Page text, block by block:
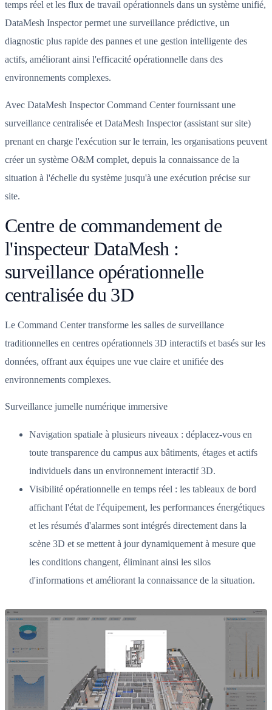
temps réel et les flux de travail opérationnels dans un système unifié,
DataMesh Inspector permet une surveillance prédictive, un
diagnostic plus rapide des pannes et une gestion intelligente des
actifs, améliorant ainsi l'efficacité opérationnelle dans des
environnements complexes.
Avec DataMesh Inspector Command Center fournissant une
surveillance centralisée et DataMesh Inspector (assistant sur site)
prenant en charge l'exécution sur le terrain, les organisations peuvent
créer un système O&M complet, depuis la connaissance de la
situation à l'échelle du système jusqu'à une exécution précise sur
site.
Centre de commandement de
l'inspecteur DataMesh :
surveillance opérationnelle
centralisée du 3D
Le Command Center transforme les salles de surveillance
traditionnelles en centres opérationnels 3D interactifs et basés sur les
données, offrant aux équipes une vue claire et unifiée des
environnements complexes.
Surveillance jumelle numérique immersive
Navigation spatiale à plusieurs niveaux : déplacez-vous en
toute transparence du campus aux bâtiments, étages et actifs
individuels dans un environnement interactif 3D.
Visibilité opérationnelle en temps réel : les tableaux de bord
affichant l'état de l'équipement, les performances énergétiques
et les résumés d'alarmes sont intégrés directement dans la
scène 3D et se mettent à jour dynamiquement à mesure que
les conditions changent, éliminant ainsi les silos
d'informations et améliorant la connaissance de la situation.